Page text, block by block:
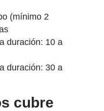
(mínimo 2
duración: 10 a
duración: 30 a
cubre